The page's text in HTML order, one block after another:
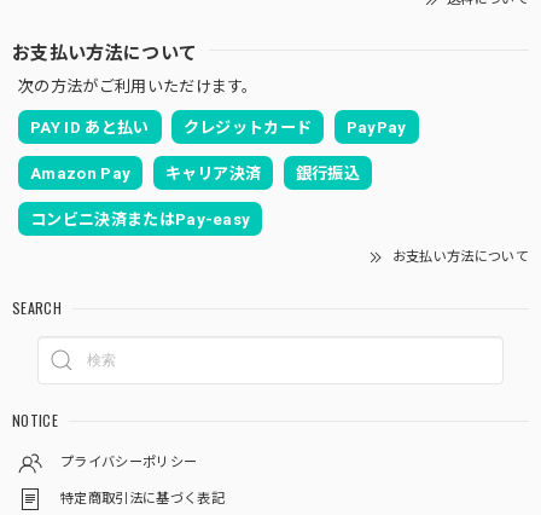
お支払い方法について
次の方法がご利用いただけます。
PAY ID あと払い クレジットカード PayPay
Amazon Pay キャリア決済 銀行振込
コンビニ決済またはPay-easy
お支払い方法について
SEARCH
NOTICE
プライバシーポリシー
特定商取引法に基づく表記